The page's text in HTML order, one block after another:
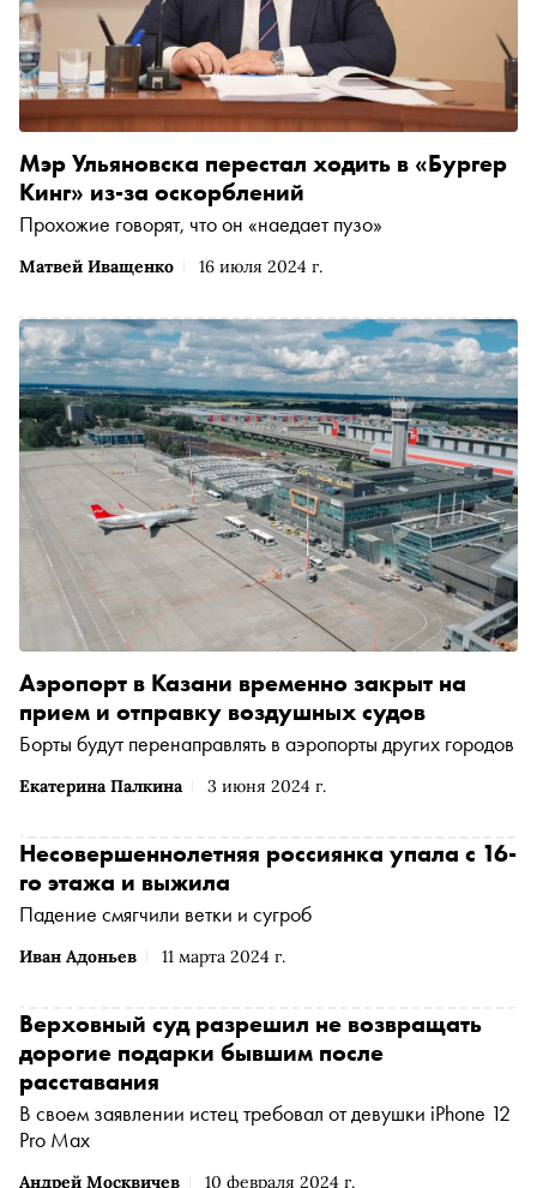
Матвей Иващенко 16 июля 2024 г.
Мэр Ульяновска перестал ходить в «Бургер
Кинг» из-за оскорблений
Прохожие говорят, что он «наедает пузо»
Екатерина Палкина 3 июня 2024 г.
Аэропорт в Казани временно закрыт на
прием и отправку воздушных судов
Борты будут перенаправлять в аэропорты других городов
Иван Адоньев 11 марта 2024 г.
Несовершеннолетняя россиянка упала с 16-
го этажа и выжила
Падение смягчили ветки и сугроб
Андрей Москвичев 10 февраля 2024 г.
Верховный суд разрешил не возвращать
дорогие подарки бывшим после
расставания
В своем заявлении истец требовал от девушки iPhone 12
Pro Max